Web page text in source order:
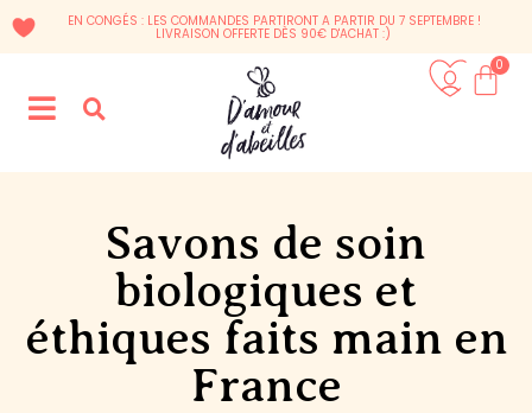
EN CONGÉS : LES COMMANDES PARTIRONT A PARTIR DU 7 SEPTEMBRE !
LIVRAISON OFFERTE DÈS 90€ D'ACHAT :)
0
Savons de soin
biologiques et
éthiques faits main en
France